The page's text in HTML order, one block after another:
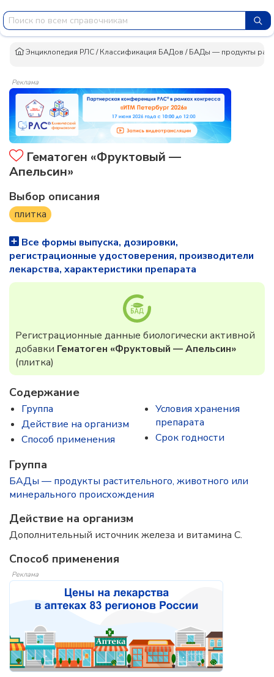
Энциклопедия РЛС/Классификация БАДов /БАДы — продукты
Реклама
Гематоген «Фруктовый —
Апельсин»
Выбор описания
плитка
Все формы выпуска, дозировки,
регистрационные удостоверения, производители
лекарства, характеристики препарата
Регистрационные данные биологически активной
добавки Гематоген «Фруктовый — Апельсин»
(плитка)
Содержание
Группа
Действие на организм
Способ применения
Условия хранения
препарата
Срок годности
Группа
БАДы — продукты растительного, животного или
минерального происхождения
Действие на организм
Дополнительный источник железа и витамина С.
Способ применения
Реклама